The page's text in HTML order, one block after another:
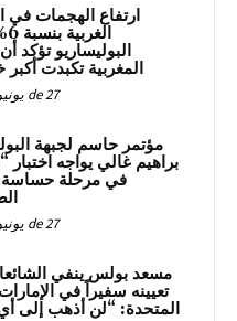
ارتفاع الهجمات في
البوليساريو تؤكد
المغربية تكبدت أكبر
27 de يونيو de 2026
مؤتمر حاسم لجبهة
براهيم غالي يواجه اختبار
في مرحلة حساسة
27 de يونيو de 2026
مسعد بولس ينفي
تعيينه سفيراً في
المتحدة: “لن أذهب إلى